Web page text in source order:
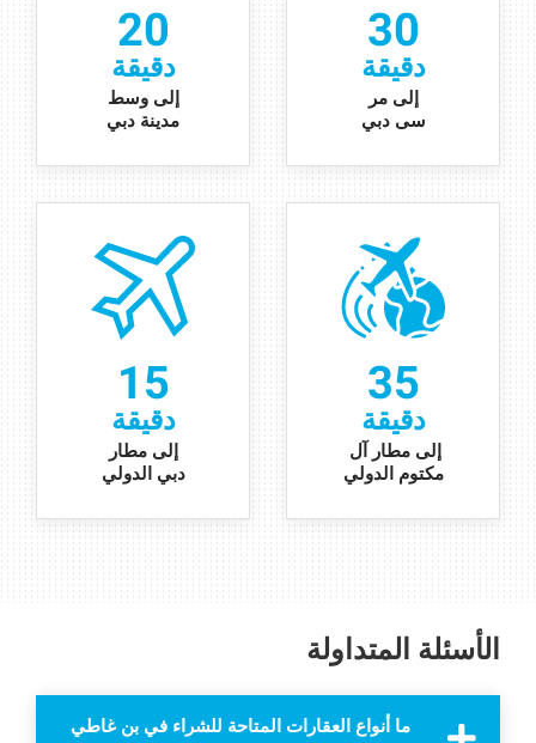
20
دقيقة
إلى وسط
مدينة دبي
30
دقيقة
إلىمر
سى دبي
15
دقيقة
إلى مطار
دبي الدولي
35
دقيقة
إلى مطار آل
مكتوم الدولي
الأسئلة المتداولة
ما أنواع العقارات المتاحة للشراء في بن غاطي